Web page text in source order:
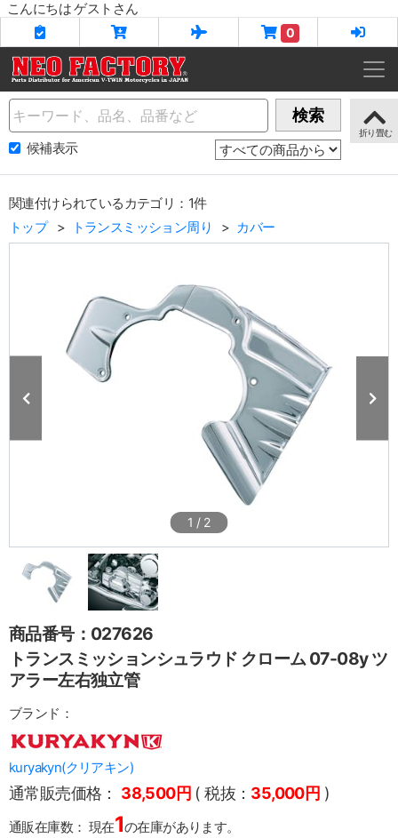
こんにちは ゲストさん
0
Name 検索
候補表示
関連付けられているカテゴリ：1件
トップ
トランスミッション周り カバー
1 / 2
商品番号：027626
トランスミッションシュラウド クローム 07-08y ツ
アラー左右独立管
ブランド：
kuryakyn(クリアキン)
通常販売価格： 38,500円 ( 税抜： 35,000円 )
通販在庫数： 現在1の在庫があります。